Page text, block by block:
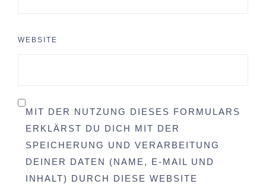
WEBSITE
MIT DER NUTZUNG DIESES FORMULARS
ERKLÄRST DU DICH MIT DER
SPEICHERUNG UND VERARBEITUNG
DEINER DATEN (NAME, E-MAIL UND
INHALT) DURCH DIESE WEBSITE